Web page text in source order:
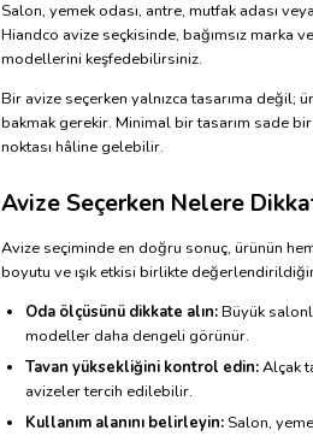
Salon, yemek odası, antre, mutfak adası
Hiandco avize seçkisinde, bağımsız marka
modellerini keşfedebilirsiniz.
Bir avize seçerken yalnızca tasarıma değil;
bakmak gerekir. Minimal bir tasarım sade
noktası hâline gelebilir.
Avize Seçerken Nelere
Avize seçiminde en doğru sonuç, ürünün
boyutu ve ışık etkisi birlikte
Oda ölçüsünü dikkate alın:Büyük
modeller daha dengeli görünür.
Tavan yüksekliğini kontrol edin:Alçak
avizeler tercih edilebilir.
Kullanım alanını belirleyin: Salon,